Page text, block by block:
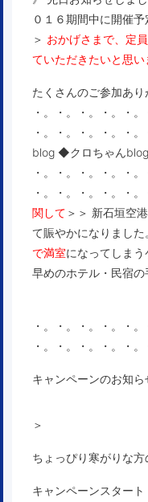
０１６期間中に開催
＞ おかげさまで、定
ていただきたいと思い
たくさんのご参加あ
・。・。・。・。・
・。・。・。・。・
blog ◆クロちゃんblog
・。・。・。・。・
・。・。・。・。・。
関して ＞＞ 新石垣空
て賑やかになりました
で満室になってしまう
早めのホテル・民宿の
・。・。・。・。・
・。・。・。・。・。
キャンペーンのお知ら
＞
ちょっぴり寒がりな方
キャンペーンスタート